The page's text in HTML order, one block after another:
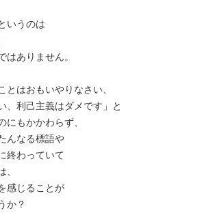
いうのは
ありません。
はおもいやりなさい、
、利己主義はダメです」と
もかかわらず、
んなる標語や
終わっていて
感じることが
か？